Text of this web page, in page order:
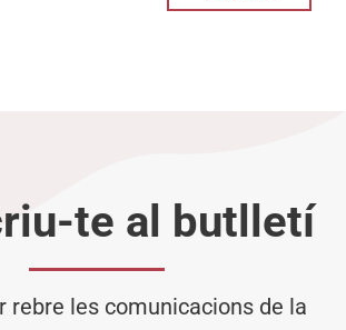
te al butlletí
rebre les comunicacions de la